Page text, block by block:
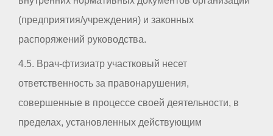
(предприятия/учреждения) и законных
распоряжений руководства.
4.5. Врач-фтизиатр участковый несет
ответственность за правонарушения,
совершенные в процессе своей деятельности, в
пределах, установленных действующим